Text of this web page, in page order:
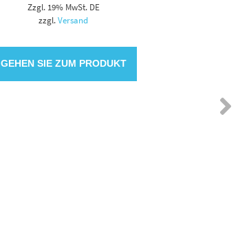
Zzgl. 19% MwSt. DE
zzgl.Versand
GEHEN SIE ZUM PRODUKT